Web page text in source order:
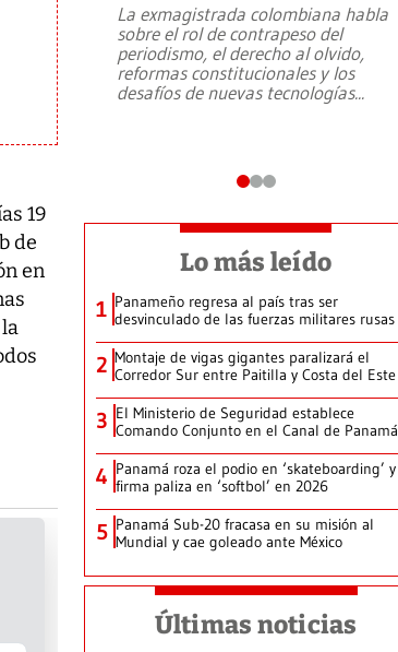
19
de
en
La exmagistrada colombiana habla
sobre el rol de contrapeso del
periodismo, el derecho al olvido,
reformas constitucionales y los
desafíos de nuevas tecnologías...
Lo más leído
1 Panameño regresa al país tras ser
desvinculado de las fuerzas militares rusas
2 Montaje de vigas gigantes paralizará el
Corredor Sur entre Paitilla y Costa del Este
3 El Ministerio de Seguridad establece
Comando Conjunto en el Canal de Panamá
4 Panamá roza el podio en ‘skateboarding’ y
firma paliza en ‘softbol’ en 2026
5 Panamá Sub-20 fracasa en su misión al
Mundial y cae goleado ante México
Últimas noticias